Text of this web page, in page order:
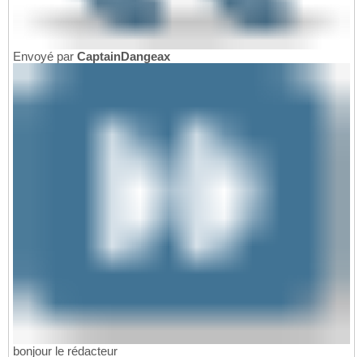
Envoyé par CaptainDangeax
bonjour le rédacteur